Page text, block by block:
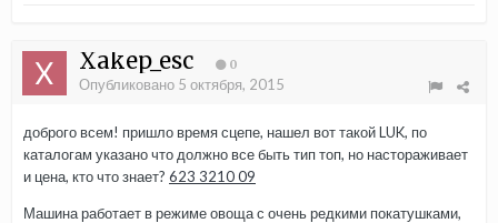
Xakep_esc 0
Опубликовано 5 октября, 2015
доброго всем! пришло время сцепе, нашел вот такой LUK, по
каталогам указано что должно все быть тип топ, но настораживает
и цена, кто что знает? 623 3210 09
Машина работает в режиме овоща с очень редкими покатушками,